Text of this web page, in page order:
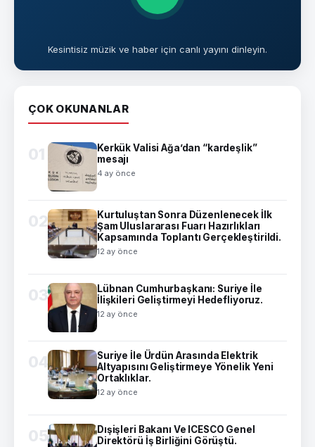
Kesintisiz müzik ve haber için canlı yayını dinleyin.
ÇOK OKUNANLAR
01
Kerkük Valisi Ağa’dan “kardeşlik”
mesajı
4 ay önce
02
Kurtuluştan Sonra Düzenlenecek İlk
Şam Uluslararası Fuarı Hazırlıkları
Kapsamında Toplantı Gerçekleştirildi.
12 ay önce
03
Lübnan Cumhurbaşkanı: Suriye İle
İlişkileri Geliştirmeyi Hedefliyoruz.
12 ay önce
04
Suriye İle Ürdün Arasında Elektrik
Altyapısını Geliştirmeye Yönelik Yeni
Ortaklıklar.
12 ay önce
05
Dışişleri Bakanı Ve ICESCO Genel
Direktörü İş Birliğini Görüştü.